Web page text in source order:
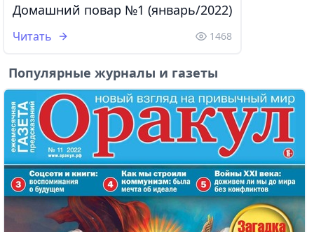
Домашний повар №1 (январь/2022)
Читать 1468
Популярные журналы и газеты